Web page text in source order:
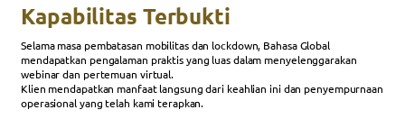
Kapabilitas Terbukti
Selama masa pembatasan mobilitas dan lockdown, Bahasa Global
mendapatkan pengalaman praktis yang luas dalam menyelenggarakan
webinar dan pertemuan virtual.
Klien mendapatkan manfaat langsung dari keahlian ini dan penyempurnaan
operasional yang telah kami terapkan.